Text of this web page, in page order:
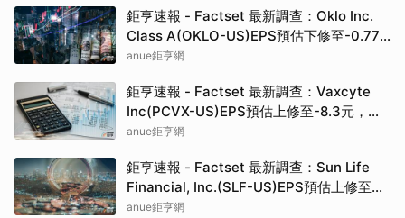
鉅亨速報 - Factset 最新調查：Oklo Inc.
Class A(OKLO-US)EPS預估下修至-0.77
元，預估目標價為83.50元
anue鉅亨網
鉅亨速報 - Factset 最新調查：Vaxcyte
Inc(PCVX-US)EPS預估上修至-8.3元，預
估目標價為110.00元
anue鉅亨網
鉅亨速報 - Factset 最新調查：Sun Life
Financial, Inc.(SLF-US)EPS預估上修至
5.73元，預估目標價為80.81元
anue鉅亨網